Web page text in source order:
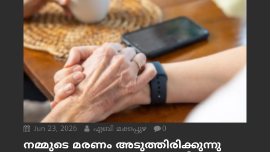
Jun 23, 2026 എബി മക്കപ്പുഴ 0
നമ്മുടെ മരണം അടുത്തിരിക്കുന്നു